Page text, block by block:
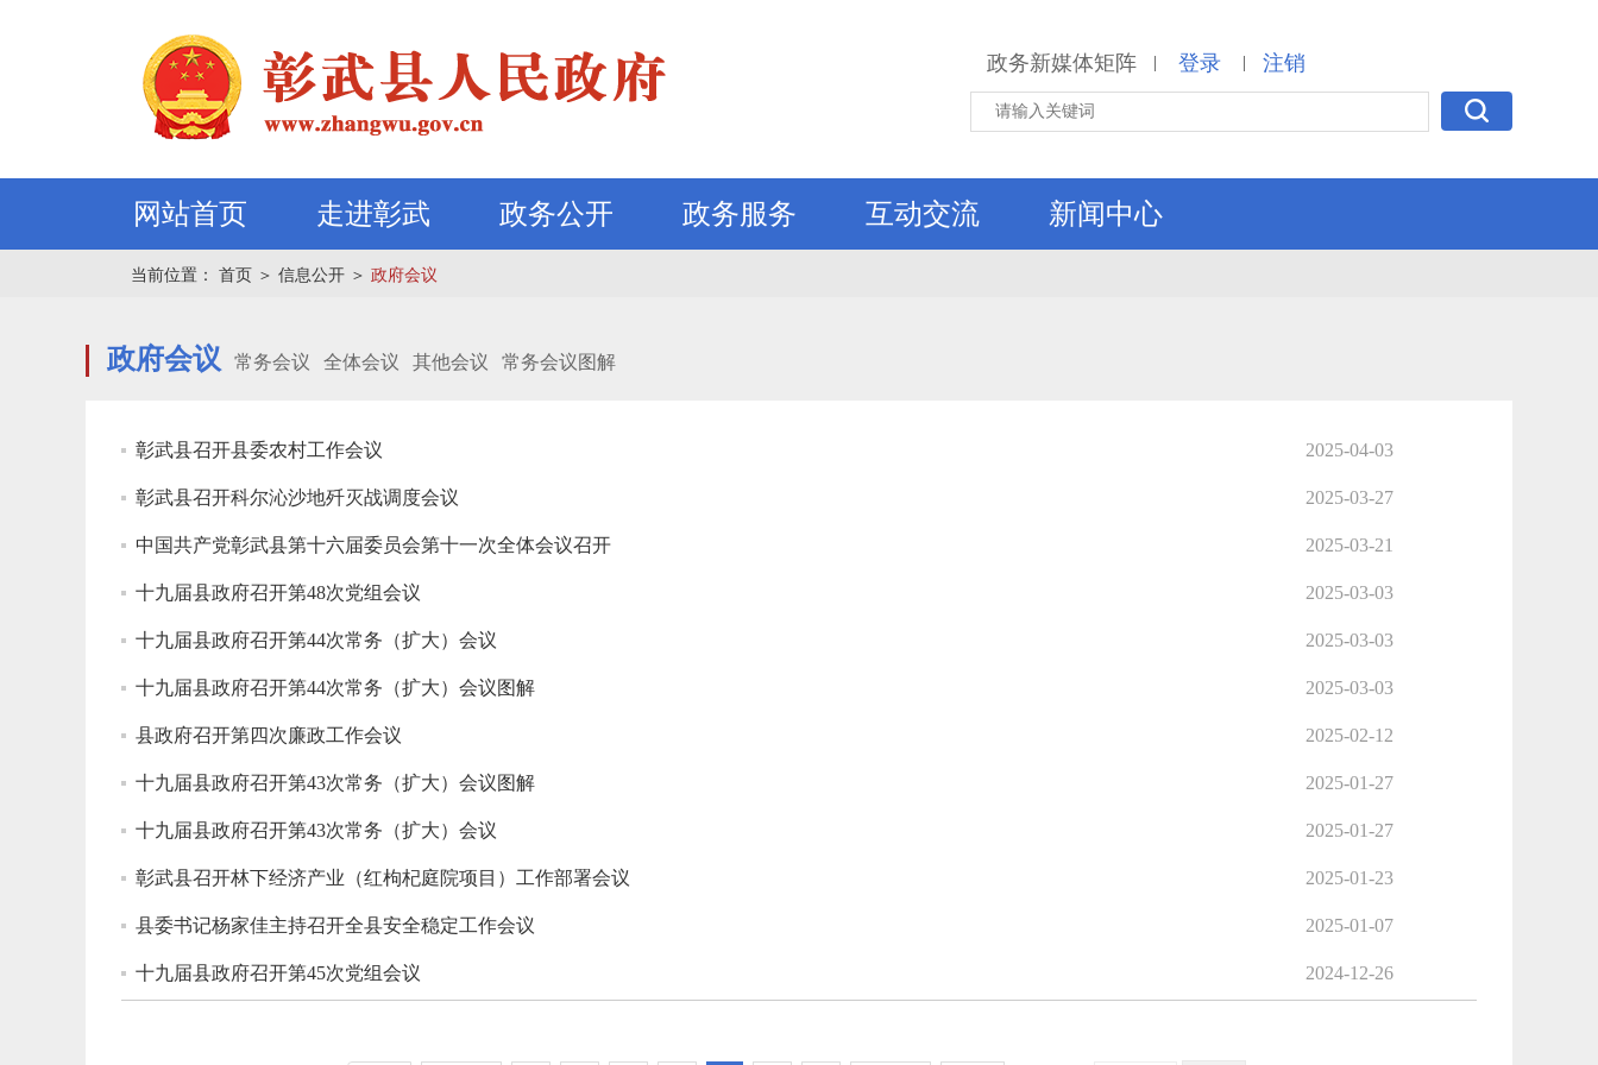
政务新媒体矩阵 | 登录 | 注销
网站首页 走进彰武 政务公开 政务服务 互动交流 新闻中心
当前位置： 首页 ＞ 信息公开 ＞ 政府会议
政府会议 常务会议 全体会议 其他会议 常务会议图解
彰武县召开县委农村工作会议 2025-04-03
彰武县召开科尔沁沙地歼灭战调度会议 2025-03-27
中国共产党彰武县第十六届委员会第十一次全体会议召开 2025-03-21
十九届县政府召开第48次党组会议 2025-03-03
十九届县政府召开第44次常务（扩大）会议 2025-03-03
十九届县政府召开第44次常务（扩大）会议图解 2025-03-03
县政府召开第四次廉政工作会议 2025-02-12
十九届县政府召开第43次常务（扩大）会议图解 2025-01-27
十九届县政府召开第43次常务（扩大）会议 2025-01-27
彰武县召开林下经济产业（红枸杞庭院项目）工作部署会议 2025-01-23
县委书记杨家佳主持召开全县安全稳定工作会议 2025-01-07
十九届县政府召开第45次党组会议 2024-12-26